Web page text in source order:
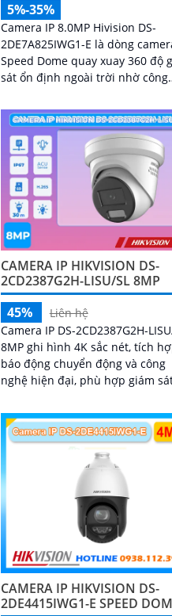
5%-35%
Camera IP 8.0MP Hivision DS-
2DE7A825IWG1-E là dòng
Speed Dome quay xuay 360 độ
sát ổn định ngoài trời nhờ công
CAMERA IP HIKVISION DS-
2CD2387G2H-LISU/SL 8MP
45%
Liên hệ
Camera IP DS-2CD2387G2H-
8MP ghi hình 4K sắc nét, tích
báo động chuyển động và công
nghệ hiện đại, phù hợp giám
dây mạng tiện lợi, là lựa chọn
cho không gian cần an ninh
xác và hiệu quả cao
CAMERA IP HIKVISION DS-
2DE4415IWG1-E SPEED